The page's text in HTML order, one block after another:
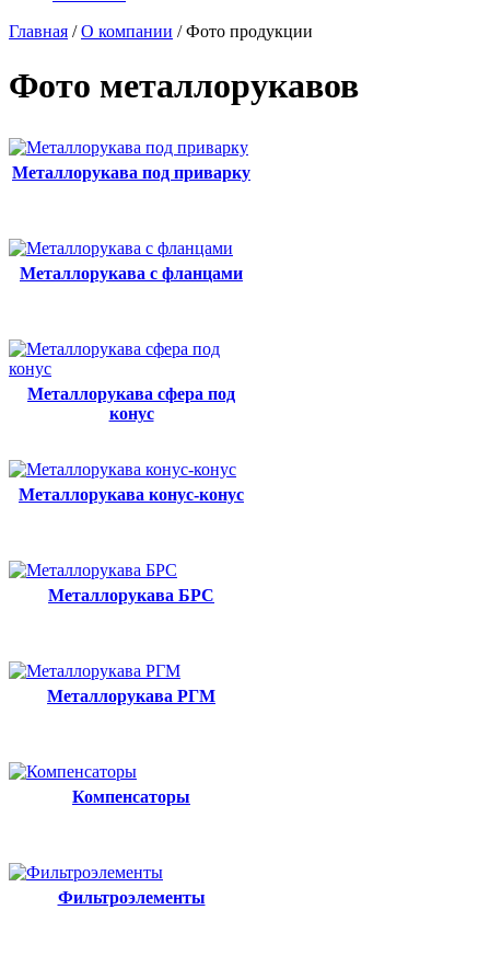
Главная /О компании /Фото продукции
Фото металлорукавов
Металлорукава под приварку
Металлорукава с фланцами
Металлорукава сфера под
конус
Металлорукава конус-конус
Металлорукава БРС
Металлорукава РГМ
Компенсаторы
Фильтроэлементы